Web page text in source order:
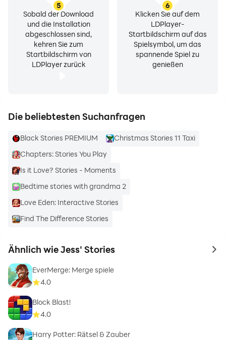
5
Sobald der Download
und die Installation
abgeschlossen sind,
kehren Sie zum
Startbildschirm von
LDPlayer zurück
6
Klicken Sie auf dem
LDPlayer-
Startbildschirm auf das
Spielsymbol, um das
spannende Spiel zu
genießen
Die beliebtesten Suchanfragen
Black Stories PREMIUM
Christmas Stories 11 Taxi
Chapters: Stories You Play
Is it Love? Stories - Moments
Bedtime stories with grandma 2
Love Eden: Interactive Stories
Find The Difference Stories
Ähnlich wie Jess' Stories to
EverMerge: Merge spiele
4.0
Block Blast!
4.0
Harry Potter: Rätsel & Zauber